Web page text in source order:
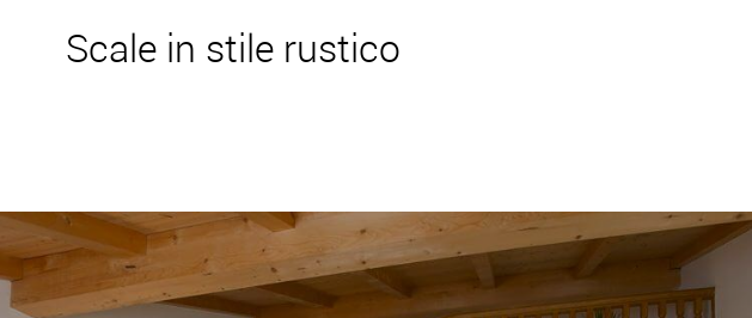
Scale in stile rustico